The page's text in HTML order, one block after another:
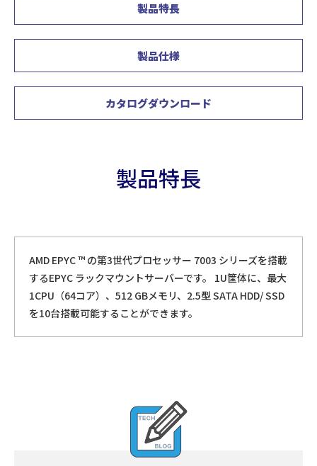
製品特長
製品仕様
カタログダウンロード
製品特長
AMD EPYC ™ の第3世代プロセッサー 7003 シリーズを搭載
するEPYC ラックマウントサーバーです。 1U筐体に、最大
1CPU（64コア）、512 GBメモリ、2.5型 SATA HDD/ SSD
を10台搭載可能することができます。